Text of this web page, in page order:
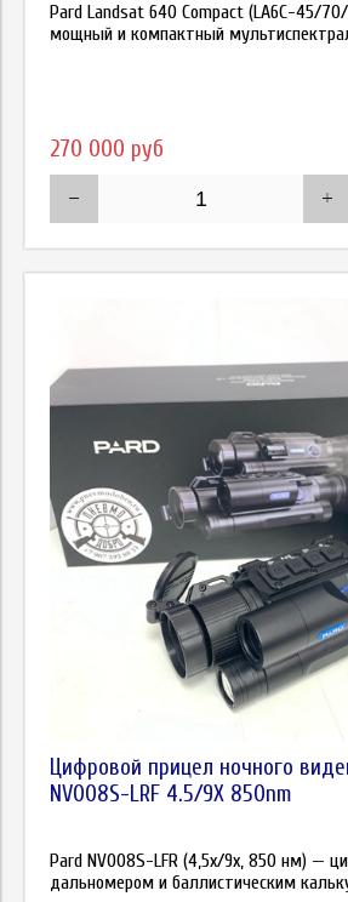
Pard Landsat 640 Compact (LA6C-45/
мощный и компактный
270 000 руб
Цифровой прицел ночного
NV008S-LRF 4.5/9X 850nm
Pard NV008S-LFR (4,5x/9x, 850 нм) —
дальномером и баллистическим